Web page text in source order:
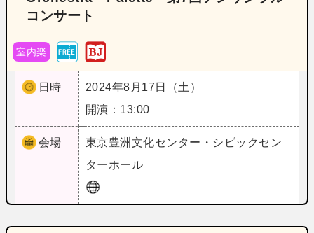
コンサート
室内楽
日時
2024年8月17日（土）
開演：13:00
会場 東京豊洲文化センター・シビックセン
ターホール